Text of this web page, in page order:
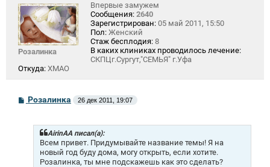
Розалинка
Впервые замужем
Сообщения: 2640
Зарегистрирован: 05 май 2011, 15:50
Пол: Женский
Стаж бесплодия: 8
В каких клиниках проводилось лечение:
СКПЦг.Сургут,"СЕМЬЯ" г.Уфа
Откуда: ХМАО
СРозалинка 26 дек 2011, 19:07
AirinAA писал(а):
Всем привет. Придумывайте название темы! Я на
новый год буду дома, могу открыть, если хотите.
Розалинка, ты мне подскажешь как это сделать?